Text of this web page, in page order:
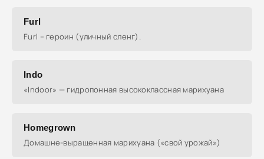
Furl
Furl – героин (уличный сленг).
Indo
«Indoor» — гидропонная высококлассная марихуана
Homegrown
Домашне-выращенная марихуана («свой урожай»)